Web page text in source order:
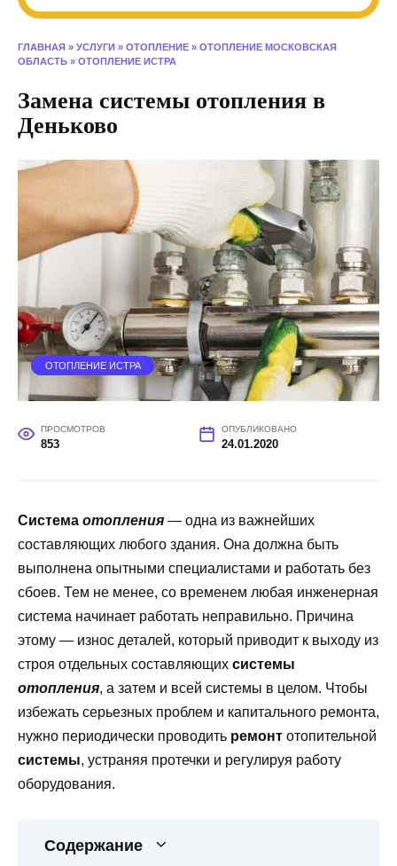
ГЛАВНАЯ » УСЛУГИ » ОТОПЛЕНИЕ » ОТОПЛЕНИЕ МОСКОВСКАЯ
ОБЛАСТЬ » ОТОПЛЕНИЕ ИСТРА
Замена системы отопления в
Деньково
ОТОПЛЕНИЕ ИСТРА
ПРОСМОТРОВ
853
ОПУБЛИКОВАНО
24.01.2020
Система отопления — одна из важнейших
составляющих любого здания. Она должна быть
выполнена опытными специалистами и работать без
сбоев. Тем не менее, со временем любая инженерная
система начинает работать неправильно. Причина
этому — износ деталей, который приводит к выходу из
строя отдельных составляющих системы
отопления, а затем и всей системы в целом. Чтобы
избежать серьезных проблем и капитального ремонта,
нужно периодически проводить ремонт отопительной
системы, устраняя протечки и регулируя работу
оборудования.
Содержание